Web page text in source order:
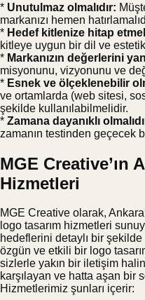
* Unutulmaz olmalıdır:
markanızı hemen
* Hedef kitlenize hitap
kitleye uygun bir dil ve estetik
* Markanızın değerlerini
misyonunu, vizyonunu ve
* Esnek ve ölçeklenebilir
ve ortamlarda (web sitesi,
şekilde kullanılabilmelidir.
* Zamana dayanıklı
zamanın testinden geçecek
MGE Creative’ın
Hizmetleri
MGE Creative olarak,
logo tasarım hizmetleri
hedeflerini detaylı bir
özgün ve etkili bir logo
sizlerle yakın bir iletişim
karşılayan ve hatta aşan bir
Hizmetlerimiz şunları içerir: